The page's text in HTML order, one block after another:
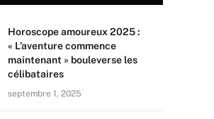
Horoscope amoureux 2025 :
« L’aventure commence
maintenant » bouleverse les
célibataires
septembre 1, 2025